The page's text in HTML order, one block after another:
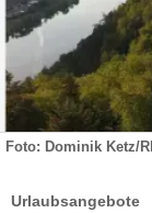
Urlaubsangebote